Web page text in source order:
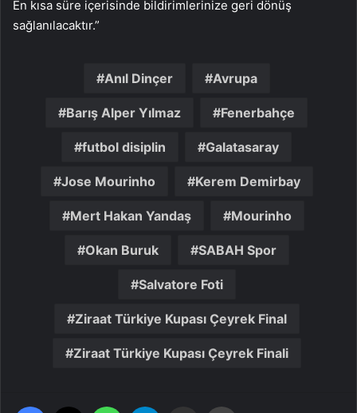
En kısa süre içerisinde bildirimlerinize geri dönüş
sağlanılacaktır.”
Anıl Dinçer Avrupa
Barış Alper Yılmaz Fenerbahçe
futbol disiplin Galatasaray
Jose Mourinho Kerem Demirbay
Mert Hakan Yandaş Mourinho
Okan Buruk SABAH Spor
Salvatore Foti
Ziraat Türkiye Kupası Çeyrek Final
Ziraat Türkiye Kupası Çeyrek Finali
Facebook WhatsApp Email'den paylaş